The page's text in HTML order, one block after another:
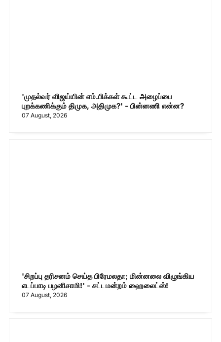
'முதல்வர் விஜய்யின் எம்.பிக்கள் கூட்ட அழைப்பை
புறக்கணிக்கும் திமுக, அதிமுக?' - பின்னணி என்ன?
07 August, 2026
'சிறப்பு தரிசனம் செய்த பிரேமலதா; மின்னலை விழுங்கிய
எடப்பாடி பழனிசாமி!' - சட்டமன்றம் ஹைலைட்ஸ்!
07 August, 2026